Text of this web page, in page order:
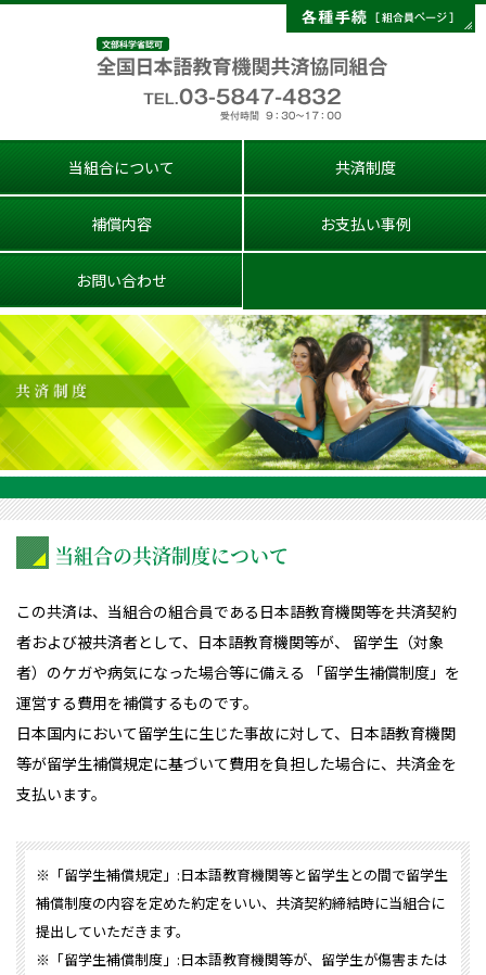
当組合について 共済制度
補償内容 お支払い事例
お問い合わせ
当組合の共済制度について
この共済は、当組合の組合員である日本語教育機関等を共済契約
者および被共済者として、日本語教育機関等が、 留学生（対象
者）のケガや病気になった場合等に備える 「留学生補償制度」を
運営する費用を補償するものです。
日本国内において留学生に生じた事故に対して、日本語教育機関
等が留学生補償規定に基づいて費用を負担した場合に、共済金を
支払います。
※「留学生補償規定」:日本語教育機関等と留学生との間で留学生
補償制度の内容を定めた約定をいい、共済契約締結時に当組合に
提出していただきます。
※「留学生補償制度」:日本語教育機関等が、留学生が傷害または